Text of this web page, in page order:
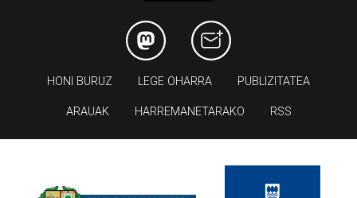
HONI BURUZ LEGE OHARRA PUBLIZITATEA
ARAUAK HARREMANETARAKO RSS